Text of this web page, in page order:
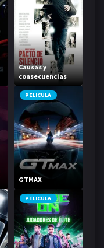
Causas y
consecuencias
PELICULA
GTMAX
PELICULA